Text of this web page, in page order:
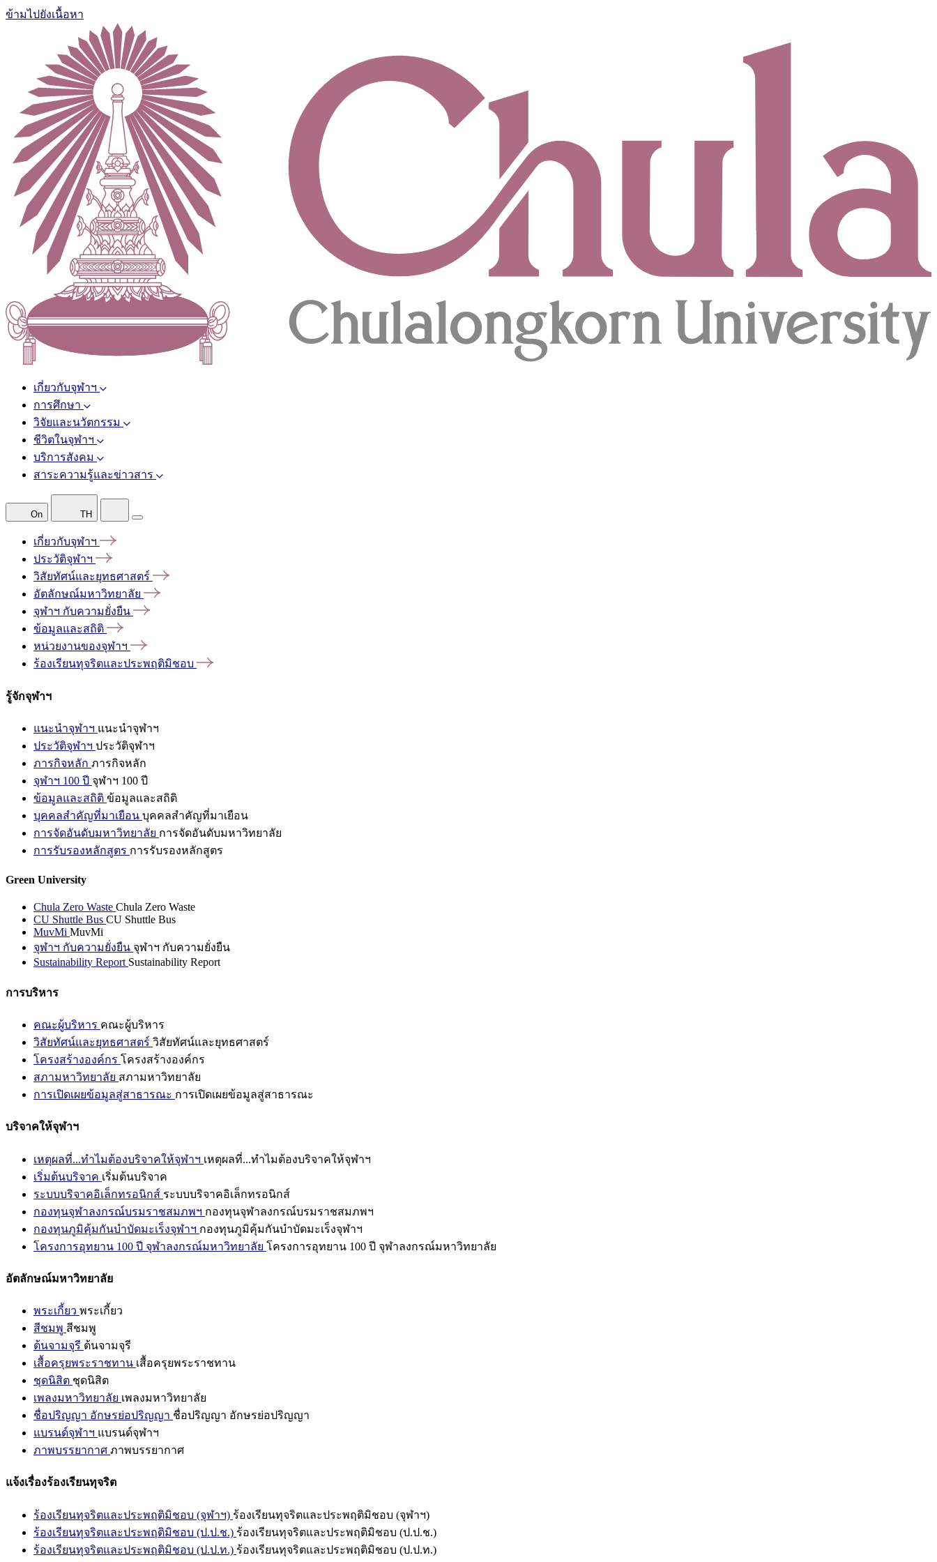
ข้ามไปยังเนื้อหา
เกี่ยวกับจุฬาฯ
การศึกษา
วิจัยและนวัตกรรม
ชีวิตในจุฬาฯ
บริการสังคม
สาระความรู้และข่าวสาร
On TH
เกี่ยวกับจุฬาฯ
ประวัติจุฬาฯ
วิสัยทัศน์และยุทธศาสตร์
อัตลักษณ์มหาวิทยาลัย
จุฬาฯ กับความยั่งยืน
ข้อมูลและสถิติ
หน่วยงานของจุฬาฯ
ร้องเรียนทุจริตและประพฤติมิชอบ
รู้จักจุฬาฯ
แนะนำจุฬาฯ แนะนำจุฬาฯ
ประวัติจุฬาฯ ประวัติจุฬาฯ
ภารกิจหลัก ภารกิจหลัก
จุฬาฯ 100 ปี จุฬาฯ 100 ปี
ข้อมูลและสถิติ ข้อมูลและสถิติ
บุคคลสำคัญที่มาเยือน บุคคลสำคัญที่มาเยือน
การจัดอันดับมหาวิทยาลัย การจัดอันดับมหาวิทยาลัย
การรับรองหลักสูตร การรับรองหลักสูตร
Green University
Chula Zero Waste Chula Zero Waste
CU Shuttle Bus CU Shuttle Bus
MuvMi MuvMi
จุฬาฯ กับความยั่งยืน จุฬาฯ กับความยั่งยืน
Sustainability Report Sustainability Report
การบริหาร
คณะผู้บริหาร คณะผู้บริหาร
วิสัยทัศน์และยุทธศาสตร์ วิสัยทัศน์และยุทธศาสตร์
โครงสร้างองค์กร โครงสร้างองค์กร
สภามหาวิทยาลัย สภามหาวิทยาลัย
การเปิดเผยข้อมูลสู่สาธารณะ การเปิดเผยข้อมูลสู่สาธารณะ
บริจาคให้จุฬาฯ
เหตุผลที่...ทำไมต้องบริจาคให้จุฬาฯ เหตุผลที่...ทำไมต้องบริจาคให้จุฬาฯ
เริ่มต้นบริจาค เริ่มต้นบริจาค
ระบบบริจาคอิเล็กทรอนิกส์ ระบบบริจาคอิเล็กทรอนิกส์
กองทุนจุฬาลงกรณ์บรมราชสมภพฯ กองทุนจุฬาลงกรณ์บรมราชสมภพฯ
กองทุนภูมิคุ้มกันบำบัดมะเร็งจุฬาฯ กองทุนภูมิคุ้มกันบำบัดมะเร็งจุฬาฯ
โครงการอุทยาน 100 ปี จุฬาลงกรณ์มหาวิทยาลัย โครงการอุทยาน 100 ปี จุฬาลงกรณ์มหาวิทยาลัย
อัตลักษณ์มหาวิทยาลัย
พระเกี้ยว พระเกี้ยว
สีชมพู สีชมพู
ต้นจามจุรี ต้นจามจุรี
เสื้อครุยพระราชทาน เสื้อครุยพระราชทาน
ชุดนิสิต ชุดนิสิต
เพลงมหาวิทยาลัย เพลงมหาวิทยาลัย
ชื่อปริญญา อักษรย่อปริญญา ชื่อปริญญา อักษรย่อปริญญา
แบรนด์จุฬาฯ แบรนด์จุฬาฯ
ภาพบรรยากาศ ภาพบรรยากาศ
แจ้งเรื่องร้องเรียนทุจริต
ร้องเรียนทุจริตและประพฤติมิชอบ (จุฬาฯ) ร้องเรียนทุจริตและประพฤติมิชอบ (จุฬาฯ)
ร้องเรียนทุจริตและประพฤติมิชอบ (ป.ป.ช.) ร้องเรียนทุจริตและประพฤติมิชอบ (ป.ป.ช.)
ร้องเรียนทุจริตและประพฤติมิชอบ (ป.ป.ท.) ร้องเรียนทุจริตและประพฤติมิชอบ (ป.ป.ท.)